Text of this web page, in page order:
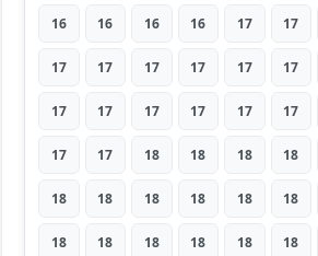
16 16 16 16 17 17
17 17 17 17 17 17
17 17 17 17 17 17
17 17 18 18 18 18
18 18 18 18 18 18
18 18 18 18 18 18